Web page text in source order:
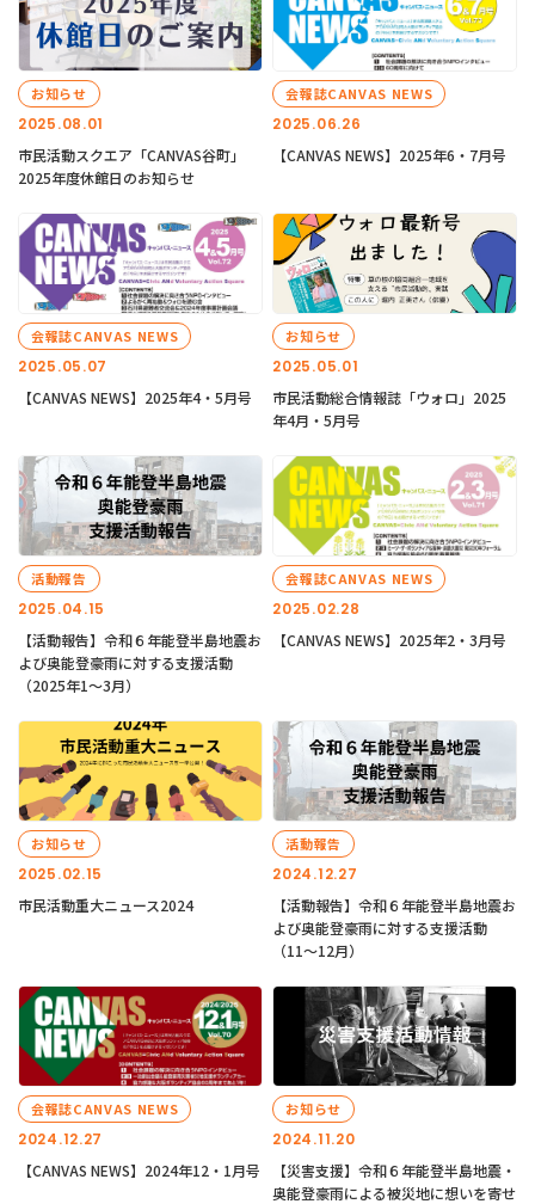
2025.08.01
お知らせ
市民活動スクエア「CANVAS谷町」
2025年度休館日のお知らせ
2025.06.26
会報誌CANVAS NEWS
【CANVAS NEWS】2025年6・7月号
2025.05.07
会報誌CANVAS NEWS
【CANVAS NEWS】2025年4・5月号
2025.05.01
お知らせ
市民活動総合情報誌「ウォロ」2025
年4月・5月号
2025.04.15
活動報告
【活動報告】令和６年能登半島地震お
よび奥能登豪雨に対する支援活動
（2025年1〜3月）
2025.02.28
会報誌CANVAS NEWS
【CANVAS NEWS】2025年2・3月号
2025.02.15
お知らせ
市民活動重大ニュース2024
2024.12.27
活動報告
【活動報告】令和６年能登半島地震お
よび奥能登豪雨に対する支援活動
（11〜12月）
2024.12.27
会報誌CANVAS NEWS
【CANVAS NEWS】2024年12・1月号
2024.11.20
お知らせ
【災害支援】令和６年能登半島地震・
奥能登豪雨による被災地に想いを寄せ